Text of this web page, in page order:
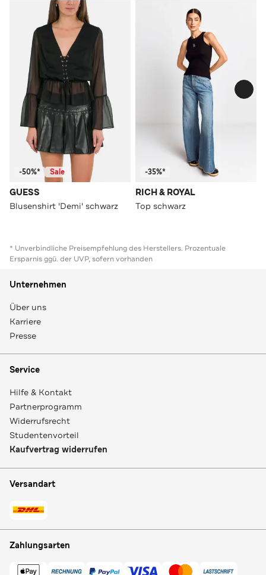
-50%* Sale
GUESS
Blusenshirt 'Demi' schwarz
-35%*
RICH & ROYAL
Top schwarz
* Unverbindliche Preisempfehlung des Herstellers. Prozentuale
Ersparnis ggü. der UVP, sofern vorhanden
Unternehmen
Über uns
Karriere
Presse
Service
Hilfe & Kontakt
Partnerprogramm
Widerrufsrecht
Studentenvorteil
Kaufvertrag widerrufen
Versandart
Zahlungsarten